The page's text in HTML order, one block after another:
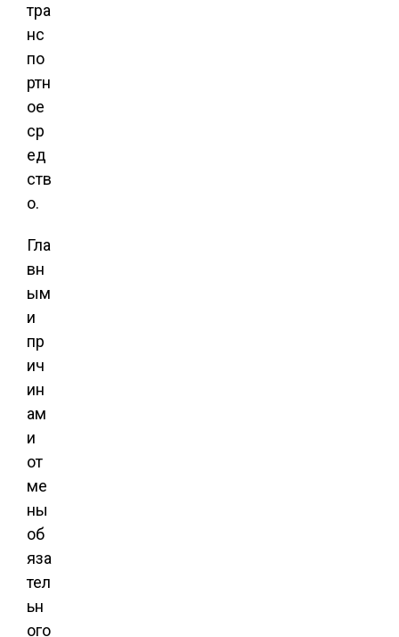
тра
нс
по
ртн
ое
ср
ед
ств
о.
Гла
вн
ым
и
пр
ич
ин
ам
и
от
ме
ны
об
яза
тел
ьн
ого